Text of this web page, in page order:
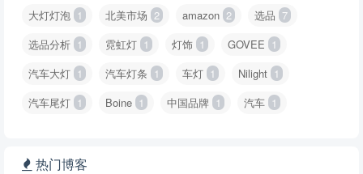
大灯灯泡 1 北美市场 2 amazon 2 选品 7
选品分析 1 霓虹灯 1 灯饰 1 GOVEE 1
汽车大灯 1 汽车灯条 1 车灯 1 Nilight 1
汽车尾灯 1 Boine 1 中国品牌 1 汽车 1
热门博客